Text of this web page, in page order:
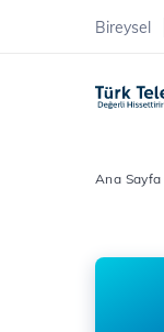
Bireysel
Ana Sayfa